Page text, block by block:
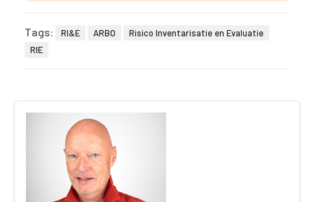
Tags: RI&E ARBO
Risico Inventarisatie en Evaluatie
RIE